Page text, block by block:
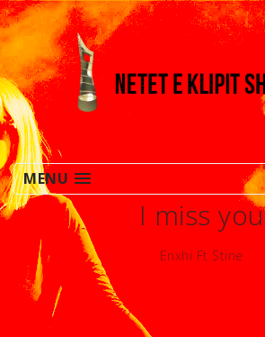
MENU
I miss you
Enxhi Ft Stine